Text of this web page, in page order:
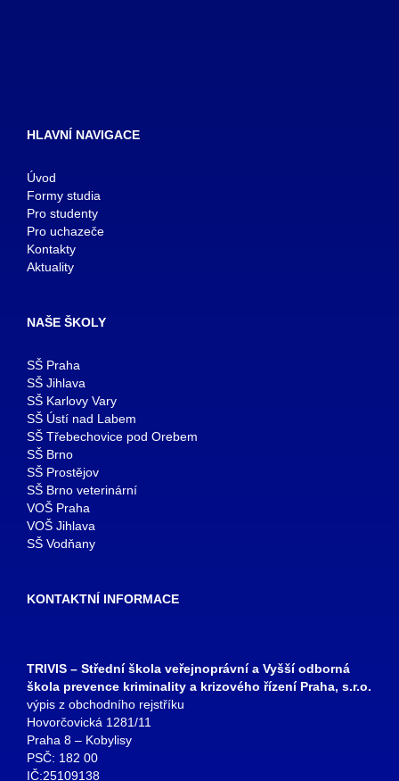
HLAVNÍ NAVIGACE
Úvod
Formy studia
Pro studenty
Pro uchazeče
Kontakty
Aktuality
NAŠE ŠKOLY
SŠ Praha
SŠ Jihlava
SŠ Karlovy Vary
SŠ Ústí nad Labem
SŠ Třebechovice pod Orebem
SŠ Brno
SŠ Prostějov
SŠ Brno veterinární
VOŠ Praha
VOŠ Jihlava
SŠ Vodňany
KONTAKTNÍ INFORMACE
TRIVIS – Střední škola veřejnoprávní a Vyšší odborná
škola prevence kriminality a krizového řízení Praha, s.r.o.
výpis z obchodního rejstříku
Hovorčovická 1281/11
Praha 8 – Kobylisy
PSČ: 182 00
IČ:25109138